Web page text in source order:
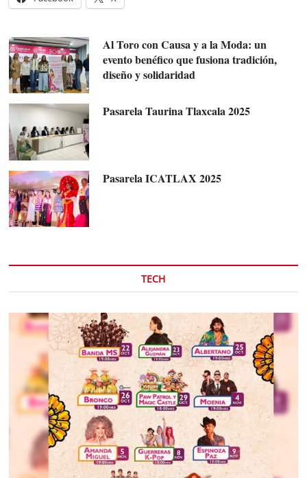
Al Toro con Causa y a la Moda: un
evento benéfico que fusiona tradición,
diseño y solidaridad
Pasarela Taurina Tlaxcala 2025
Pasarela ICATLAX 2025
TECH